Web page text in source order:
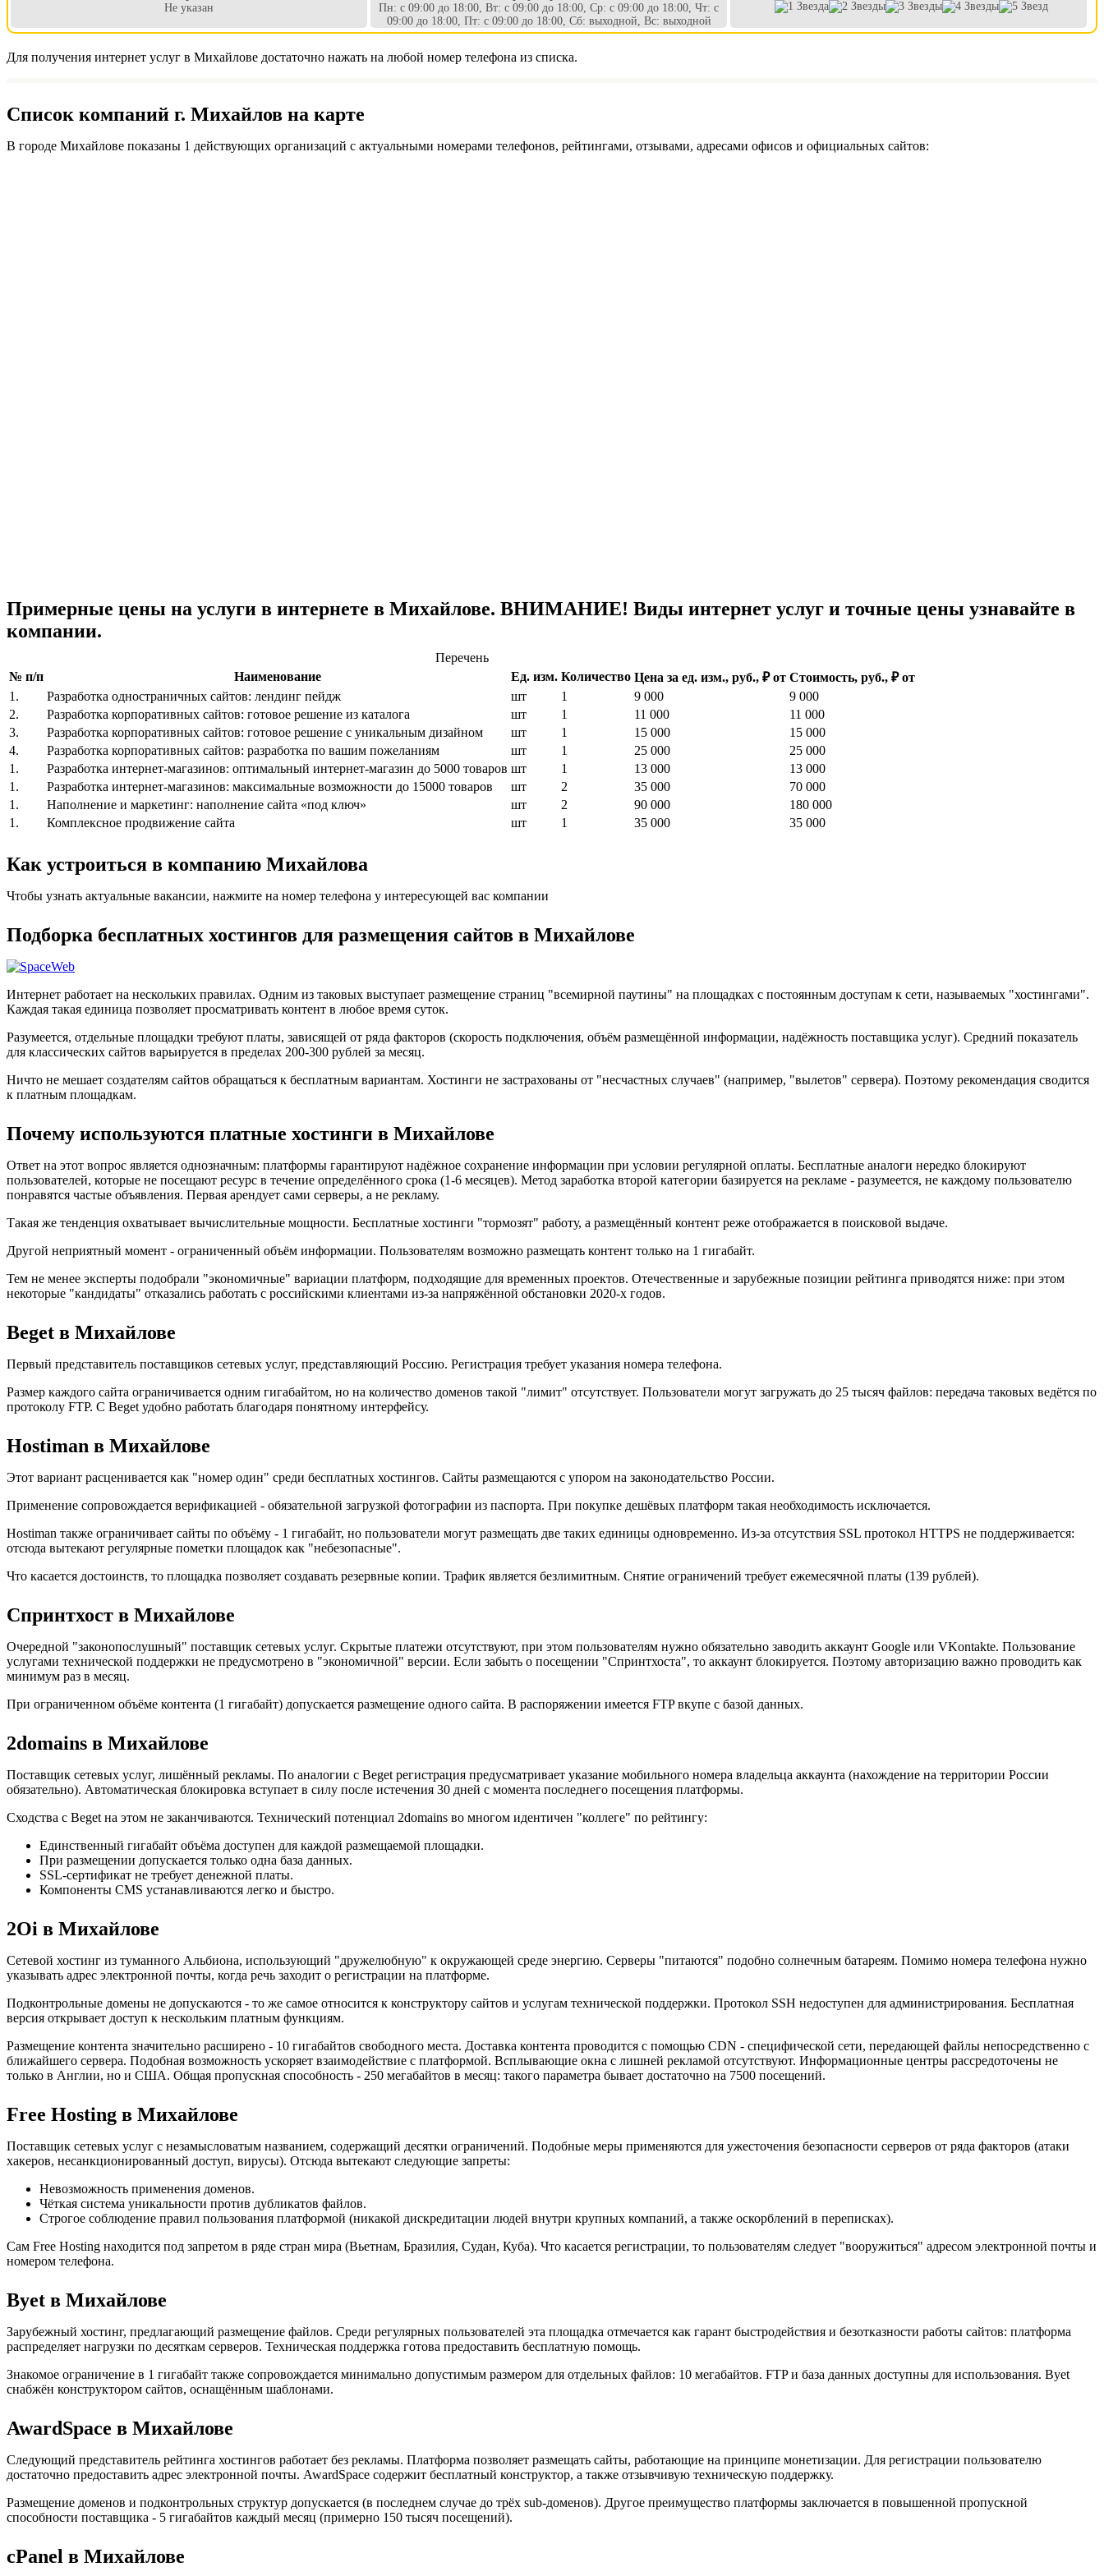
Не указан
Пн: с 09:00 до 18:00, Вт: с 09:00 до 18:00, Ср: с 09:00 до 18:00, Чт: с
09:00 до 18:00, Пт: с 09:00 до 18:00, Сб: выходной, Вс: выходной
Для получения интернет услуг в Михайлове достаточно нажать на любой номер телефона из списка.
Список компаний г. Михайлов на карте
В городе Михайлове показаны 1 действующих организаций с актуальными номерами телефонов, рейтингами, отзывами, адресами офисов и официальных сайтов:
Примерные цены на услуги в интернете в Михайлове. ВНИМАНИЕ! Виды интернет услуг и точные цены узнавайте в
компании.
Перечень
№ п/п
Наименование Ед. изм. Количество Цена за ед. изм., руб., ₽ от Стоимость, руб., ₽ от
1.
Разработка одностраничных сайтов: лендинг пейдж шт 1 9 000
9 000
2.
Разработка корпоративных сайтов: готовое решение из каталога шт 1 11 000
11 000
3.
Разработка корпоративных сайтов: готовое решение с уникальным дизайном шт 1 15 000
15 000
4.
Разработка корпоративных сайтов: разработка по вашим пожеланиям шт 1 25 000
25 000
1.
Разработка интернет-магазинов: оптимальный интернет-магазин до 5000 товаров шт 1 13 000
13 000
1.
Разработка интернет-магазинов: максимальные возможности до 15000 товаров шт 2 35 000
70 000
1.
Наполнение и маркетинг: наполнение сайта «под ключ» шт 2 90 000
180 000
1.
Комплексное продвижение сайта шт 1 35 000 35 000
Как устроиться в компанию Михайлова
Чтобы узнать актуальные вакансии, нажмите на номер телефона у интересующей вас компании
Подборка бесплатных хостингов для размещения сайтов в Михайлове
Интернет работает на нескольких правилах. Одним из таковых выступает размещение страниц "всемирной паутины" на площадках с постоянным доступам к сети, называемых "хостингами".
Каждая такая единица позволяет просматривать контент в любое время суток.
Разумеется, отдельные площадки требуют платы, зависящей от ряда факторов (скорость подключения, объём размещённой информации, надёжность поставщика услуг). Средний показатель
для классических сайтов варьируется в пределах 200-300 рублей за месяц.
Ничто не мешает создателям сайтов обращаться к бесплатным вариантам. Хостинги не застрахованы от "несчастных случаев" (например, "вылетов" сервера). Поэтому рекомендация сводится
к платным площадкам.
Почему используются платные хостинги в Михайлове
Ответ на этот вопрос является однозначным: платформы гарантируют надёжное сохранение информации при условии регулярной оплаты. Бесплатные аналоги нередко блокируют
пользователей, которые не посещают ресурс в течение определённого срока (1-6 месяцев). Метод заработка второй категории базируется на рекламе - разумеется, не каждому пользователю
понравятся частые объявления. Первая арендует сами серверы, а не рекламу.
Такая же тенденция охватывает вычислительные мощности. Бесплатные хостинги "тормозят" работу, а размещённый контент реже отображается в поисковой выдаче.
Другой неприятный момент - ограниченный объём информации. Пользователям возможно размещать контент только на 1 гигабайт.
Тем не менее эксперты подобрали "экономичные" вариации платформ, подходящие для временных проектов. Отечественные и зарубежные позиции рейтинга приводятся ниже: при этом
некоторые "кандидаты" отказались работать с российскими клиентами из-за напряжённой обстановки 2020-х годов.
Beget в Михайлове
Первый представитель поставщиков сетевых услуг, представляющий Россию. Регистрация требует указания номера телефона.
Размер каждого сайта ограничивается одним гигабайтом, но на количество доменов такой "лимит" отсутствует. Пользователи могут загружать до 25 тысяч файлов: передача таковых ведётся по
протоколу FTP. С Beget удобно работать благодаря понятному интерфейсу.
Hostiman в Михайлове
Этот вариант расценивается как "номер один" среди бесплатных хостингов. Сайты размещаются с упором на законодательство России.
Применение сопровождается верификацией - обязательной загрузкой фотографии из паспорта. При покупке дешёвых платформ такая необходимость исключается.
Hostiman также ограничивает сайты по объёму - 1 гигабайт, но пользователи могут размещать две таких единицы одновременно. Из-за отсутствия SSL протокол HTTPS не поддерживается:
отсюда вытекают регулярные пометки площадок как "небезопасные".
Что касается достоинств, то площадка позволяет создавать резервные копии. Трафик является безлимитным. Снятие ограничений требует ежемесячной платы (139 рублей).
Спринтхост в Михайлове
Очередной "законопослушный" поставщик сетевых услуг. Скрытые платежи отсутствуют, при этом пользователям нужно обязательно заводить аккаунт Google или VKontakte. Пользование
услугами технической поддержки не предусмотрено в "экономичной" версии. Если забыть о посещении "Спринтхоста", то аккаунт блокируется. Поэтому авторизацию важно проводить как
минимум раз в месяц.
При ограниченном объёме контента (1 гигабайт) допускается размещение одного сайта. В распоряжении имеется FTP вкупе с базой данных.
2domains в Михайлове
Поставщик сетевых услуг, лишённый рекламы. По аналогии с Beget регистрация предусматривает указание мобильного номера владельца аккаунта (нахождение на территории России
обязательно). Автоматическая блокировка вступает в силу после истечения 30 дней с момента последнего посещения платформы.
Сходства с Beget на этом не заканчиваются. Технический потенциал 2domains во многом идентичен "коллеге" по рейтингу:
Единственный гигабайт объёма доступен для каждой размещаемой площадки.
При размещении допускается только одна база данных.
SSL-сертификат не требует денежной платы.
Компоненты CMS устанавливаются легко и быстро.
2Oi в Михайлове
Сетевой хостинг из туманного Альбиона, использующий "дружелюбную" к окружающей среде энергию. Серверы "питаются" подобно солнечным батареям. Помимо номера телефона нужно
указывать адрес электронной почты, когда речь заходит о регистрации на платформе.
Подконтрольные домены не допускаются - то же самое относится к конструктору сайтов и услугам технической поддержки. Протокол SSH недоступен для администрирования. Бесплатная
версия открывает доступ к нескольким платным функциям.
Размещение контента значительно расширено - 10 гигабайтов свободного места. Доставка контента проводится с помощью CDN - специфической сети, передающей файлы непосредственно с
ближайшего сервера. Подобная возможность ускоряет взаимодействие с платформой. Всплывающие окна с лишней рекламой отсутствуют. Информационные центры рассредоточены не
только в Англии, но и США. Общая пропускная способность - 250 мегабайтов в месяц: такого параметра бывает достаточно на 7500 посещений.
Free Hosting в Михайлове
Поставщик сетевых услуг с незамысловатым названием, содержащий десятки ограничений. Подобные меры применяются для ужесточения безопасности серверов от ряда факторов (атаки
хакеров, несанкционированный доступ, вирусы). Отсюда вытекают следующие запреты:
Невозможность применения доменов.
Чёткая система уникальности против дубликатов файлов.
Строгое соблюдение правил пользования платформой (никакой дискредитации людей внутри крупных компаний, а также оскорблений в переписках).
Сам Free Hosting находится под запретом в ряде стран мира (Вьетнам, Бразилия, Судан, Куба). Что касается регистрации, то пользователям следует "вооружиться" адресом электронной почты и
номером телефона.
Byet в Михайлове
Зарубежный хостинг, предлагающий размещение файлов. Среди регулярных пользователей эта площадка отмечается как гарант быстродействия и безотказности работы сайтов: платформа
распределяет нагрузки по десяткам серверов. Техническая поддержка готова предоставить бесплатную помощь.
Знакомое ограничение в 1 гигабайт также сопровождается минимально допустимым размером для отдельных файлов: 10 мегабайтов. FTP и база данных доступны для использования. Byet
снабжён конструктором сайтов, оснащённым шаблонами.
AwardSpace в Михайлове
Следующий представитель рейтинга хостингов работает без рекламы. Платформа позволяет размещать сайты, работающие на принципе монетизации. Для регистрации пользователю
достаточно предоставить адрес электронной почты. AwardSpace содержит бесплатный конструктор, а также отзывчивую техническую поддержку.
Размещение доменов и подконтрольных структур допускается (в последнем случае до трёх sub-доменов). Другое преимущество платформы заключается в повышенной пропускной
способности поставщика - 5 гигабайтов каждый месяц (примерно 150 тысяч посещений).
cPanel в Михайлове